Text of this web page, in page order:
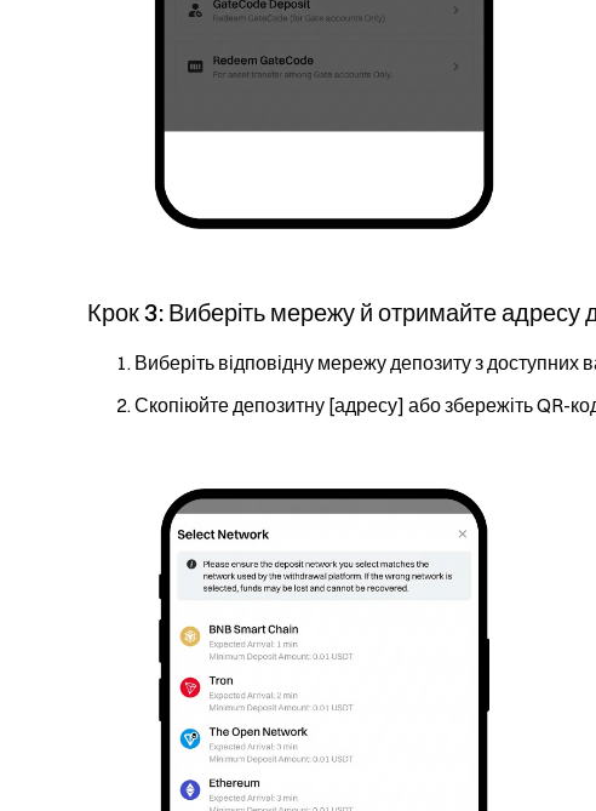
Крок 3: Виберіть мережу й отримайте адресу
Виберіть відповідну мережу депозиту з доступних
Скопіюйте депозитну [адресу] або збережіть QR-